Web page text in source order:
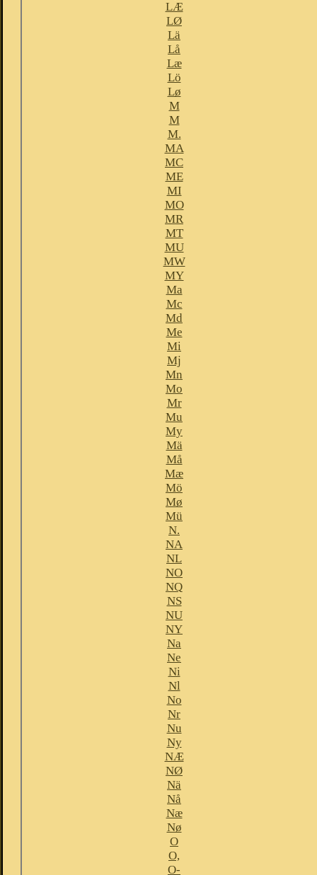
LÆ
LØ
Lä
Lå
Læ
Lö
Lø
M
M
M.
MA
MC
ME
MI
MO
MR
MT
MU
MW
MY
Ma
Mc
Md
Me
Mi
Mj
Mn
Mo
Mr
Mu
My
Mä
Må
Mæ
Mö
Mø
Mü
N.
NA
NL
NO
NQ
NS
NU
NY
Na
Ne
Ni
Nl
No
Nr
Nu
Ny
NÆ
NØ
Nä
Nå
Næ
Nø
O
O,
O-